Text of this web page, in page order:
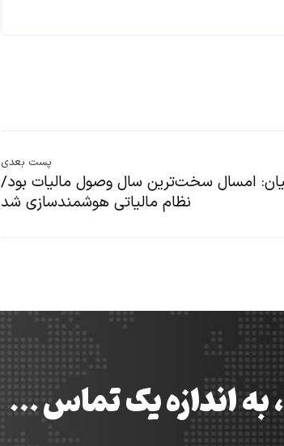
پست بعدی
امسال سخت‌ترین سال وصول مالیات بود/
نظام مالیاتی هوشمندسازی شد
به اندازه یک تماس …